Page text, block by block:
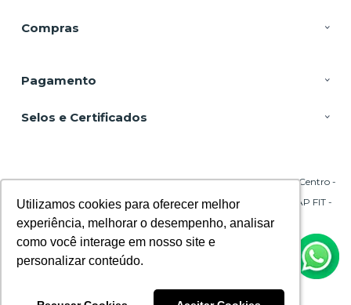
Utilizamos cookies para oferecer melhor
experiência, melhorar o desempenho, analisar
como você interage em nosso site e
personalizar conteúdo.
Utilizamos cookies para oferecer melhor
experiência, melhorar o desempenho, analisar
como você interage em nosso site e
personalizar conteúdo.
Compras
Pagamento
Selos e Certificados
DSP Equipamentos, Rua Emílio Blum - 131 - Sala 206 Torre A - Centro -
CNPJ: 29.695.217/0001-45 | © Todos os direitos reservados - CPAP FIT -
2026